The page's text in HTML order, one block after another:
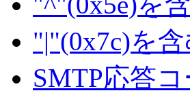
"|"(0x7c)を
SMTP応答